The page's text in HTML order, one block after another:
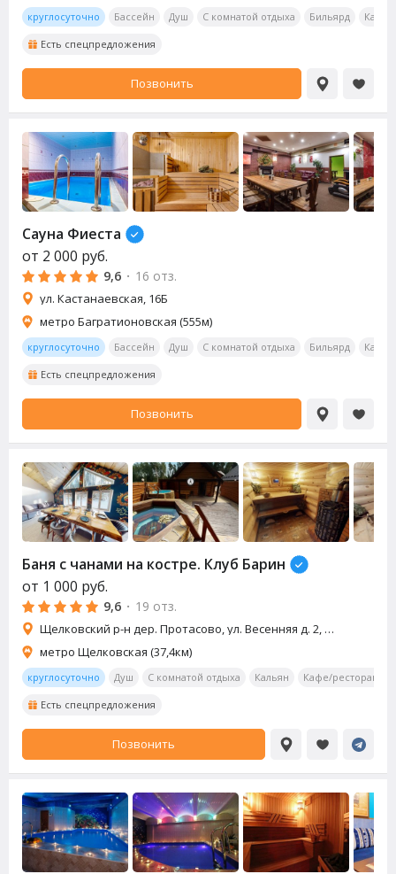
круглосуточно Бассейн Душ С комнатой отдыха Бильярд
Есть спецпредложения
Позвонить
Сауна Фиеста
от 2 000 руб.
9,6 · 16 отз.
ул. Кастанаевская, 16Б
метро Багратионовская (555м)
круглосуточно Бассейн Душ С комнатой отдыха Бильярд
Есть спецпредложения
Позвонить
Баня с чанами на костре. Клуб Барин
от 1 000 руб.
9,6 · 19 отз.
Щелковский р-н дер. Протасово, ул. Весенняя д. 2, д. 4
метро Щелковская (37,4км)
круглосуточно Душ С комнатой отдыха Кальян Кафе/ресторан
Есть спецпредложения
Позвонить